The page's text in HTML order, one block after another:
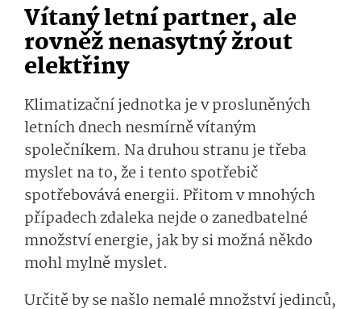
Vítaný letní partner, ale
rovněž nenasytný žrout
elektřiny
Klimatizační jednotka je v prosluněných
letních dnech nesmírně vítaným
společníkem. Na druhou stranu je třeba
myslet na to, že i tento spotřebič
spotřebovává energii. Přitom v mnohých
případech zdaleka nejde o zanedbatelné
množství energie, jak by si možná někdo
mohl mylně myslet.
Určitě by se našlo nemalé množství jedinců,